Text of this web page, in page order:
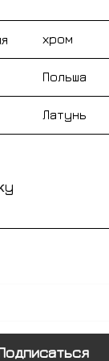
хром
Польша
Латунь